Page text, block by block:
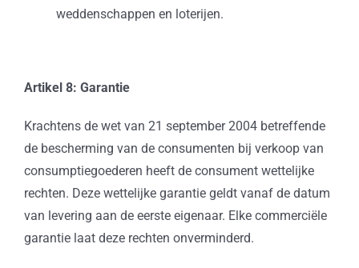
weddenschappen en loterijen.
Artikel 8: Garantie
Krachtens de wet van 21 september 2004 betreffende
de bescherming van de consumenten bij verkoop van
consumptiegoederen heeft de consument wettelijke
rechten. Deze wettelijke garantie geldt vanaf de datum
van levering aan de eerste eigenaar. Elke commerciële
garantie laat deze rechten onverminderd.